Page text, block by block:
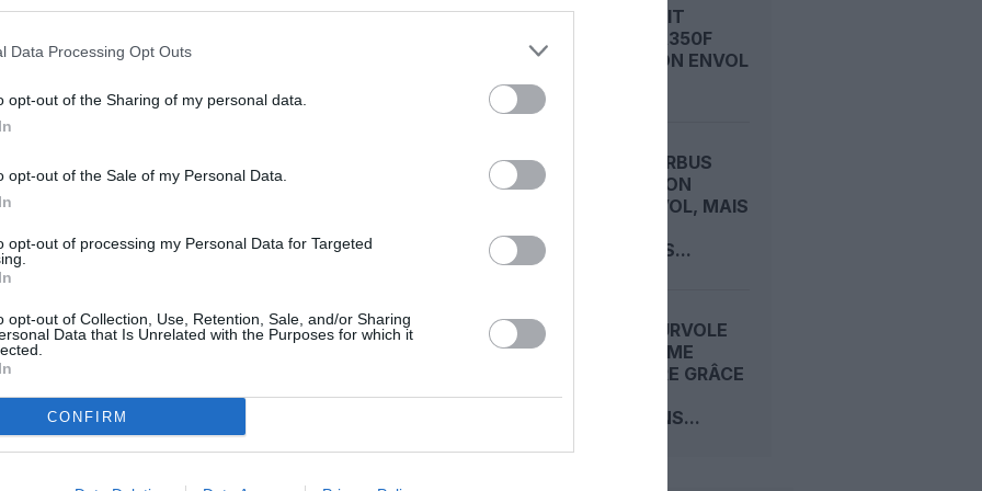
Data Processing Opt Outs
opt-out of the Sharing of my personal data.
opt-out of the Sale of my Personal Data.
opt-out of processing my Personal Data for Targeted
opt-out of Collection, Use, Retention, Sale, and/or Sharing
Data that Is Unrelated with the Purposes for which it
CONFIRM
FacebookTwitterPinterestLinkedInEmail Print
commentaire !
AIRBUS FAIT
VIBRER L’A350F
AVANT SON ENVOL
A350F : AIRBUS
DÉCALE SON
PREMIER VOL, MAIS
TOUJOURS...
AIRBUS SURVOLE
LE DEUXIÈME
TRIMESTRE GRÂCE
LIVRAISONS...